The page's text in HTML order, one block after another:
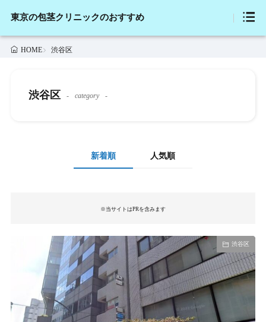
東京の包茎クリニックのおすすめ
HOME 渋谷区
渋谷区 category
新着順 人気順
※当サイトはPRを含みます
渋谷区